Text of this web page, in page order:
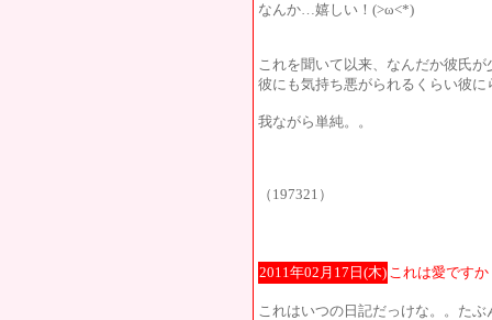
なんか…嬉しい！(>ω<*)
これを聞いて以来、なんだか彼氏
彼にも気持ち悪がられるくらい彼
我ながら単純。。
（197321）
2011年02月17日(木) これは愛ですか
これはいつの日記だっけな。。たぶ